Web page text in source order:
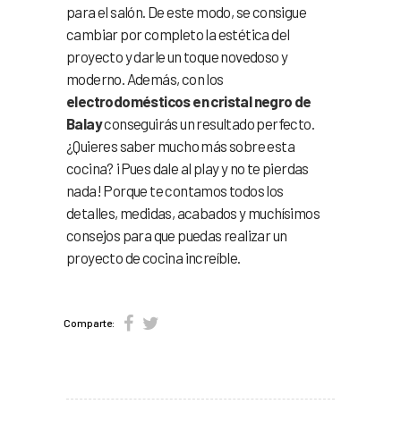
para el salón. De este modo, se consigue
cambiar por completo la estética del
proyecto y darle un toque novedoso y
moderno. Además, con los
electrodomésticos en cristal negro de
Balayconseguirás un resultado perfecto.
¿Quieres saber mucho más sobre esta
cocina? ¡Pues dale al play y no te pierdas
nada! Porque te contamos todos los
detalles, medidas, acabados y muchísimos
consejos para que puedas realizar un
proyecto de cocina increíble.
Comparte: